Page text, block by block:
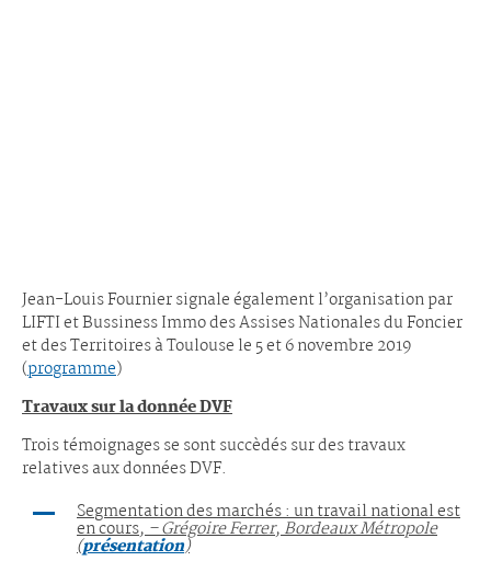
Jean-Louis Fournier signale également l’organisation par
LIFTI et Bussiness Immo des Assises Nationales du Foncier
et des Territoires à Toulouse le 5 et 6 novembre 2019
(programme)
Travaux sur la donnée DVF
Trois témoignages se sont succèdés sur des travaux
relatives aux données DVF.
Segmentation des marchés : un travail national est
en cours, – Grégoire Ferrer, Bordeaux Métropole
(présentation)